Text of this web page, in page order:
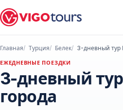
Главная Турция Белек
ЕЖЕДНЕВНЫЕ ПОЕЗДКИ
3-дневный
города